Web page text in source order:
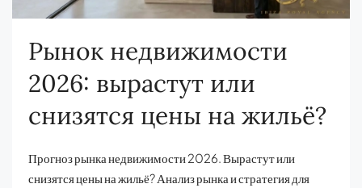
Рынок недвижимости
2026: вырастут или
снизятся цены на жильё?
Прогноз рынка недвижимости 2026. Вырастут или
снизятся цены на жильё? Анализ рынка и стратегия для